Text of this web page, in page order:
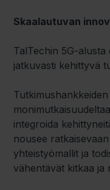
Skaalautuvan
TalTechin 5G-
jatkuvasti kehittyvä
integroida
nousee
yhteistyömallit ja
vähentävät kitkaa ja